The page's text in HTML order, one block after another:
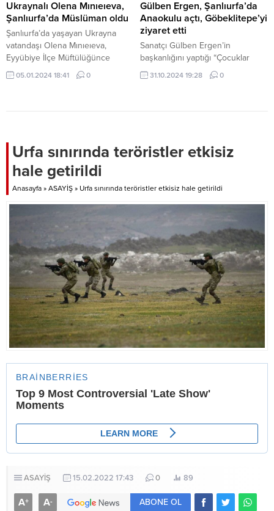
Ukraynalı Olena Mınıeıeva,
Şanlıurfa’da Müslüman oldu
Şanlıurfa’da yaşayan Ukrayna
vatandaşı Olena Mınıeıeva,
Eyyübiye İlçe Müftülüğünce
düzenlenen ihtida töreniyle
Müslüman oldu. Eyyübiye
esasları hakkında bilgi veren İlçe
Müftüsü Toprak, Müslümanın
sorumlulukları ve yükümlülüklerini
aktardı. Sonrasında Kelime-i
Şehadet getirerek Müslüman olan
Mınıeıeva, Elif ismini...
05.01.2024 18:41 0
Gülben Ergen, Şanlıurfa’da
Anaokulu açtı, Göbeklitepe’yi
ziyaret etti
Sanatçı Gülben Ergen’in
başkanlığını yaptığı “Çocuklar
Gülsün Diye” Derneği tarafından
Şanlıurfa’nın Siverek ilçesinde
bin yıllık tarihiyle Göbeklitepe’yi
ardından Şanlıurfa Büyükşehir
Belediye Başkanvekili Sait Ağan...
31.10.2024 19:28 0
Urfa sınırında teröristler etkisiz
hale getirildi
Anasayfa » ASAYİŞ » Urfa sınırında teröristler etkisiz hale getirildi
ASAYİŞ 15.02.2022 17:43 0 89
A+ A- ABONE OL